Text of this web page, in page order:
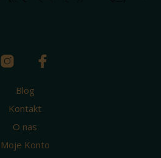
Blog
Kontakt
O nas
Moje Konto